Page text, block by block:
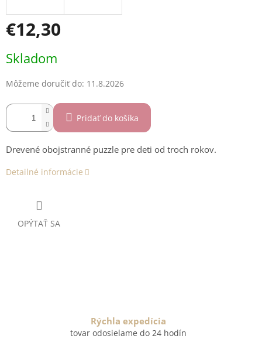
€12,30
cena:
Skladom
Môžeme doručiť do: 11.8.2026
Pridať do košíka
Drevené obojstranné puzzle pre deti od troch rokov.
Detailné informácie
OPÝTAŤ SA
Rýchla expedícia
tovar odosielame do 24 hodín